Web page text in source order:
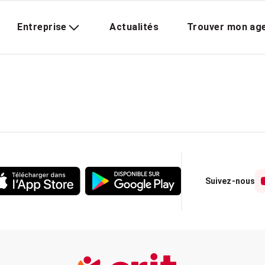
Entreprise Actualités Trouver mon
Suivez-nous